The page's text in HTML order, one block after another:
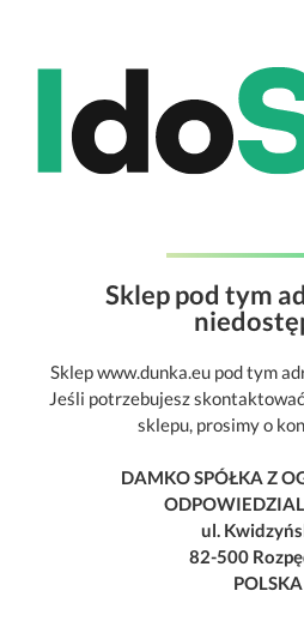
Sklep pod tym
Sklep www.dunka.eu pod tym
Jeśli potrzebujesz
sklepu, prosimy o
DAMKO SPÓŁKA Z
ul.
82-500
POLSKA